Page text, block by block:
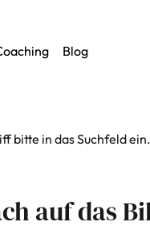
Blog
bitte in das Suchfeld ein.
auf das